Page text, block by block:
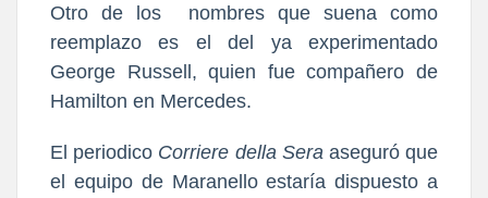
Otro de los nombres que suena como
reemplazo es el del
ya experimentado
George Russell, quien fue compañero de
Hamilton en Mercedes.
El periodico Corriere della Sera aseguró que
el equipo de Maranello estaría dispuesto a